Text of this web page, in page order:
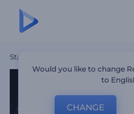
Startseite
Would you like to change
to
CHANGE